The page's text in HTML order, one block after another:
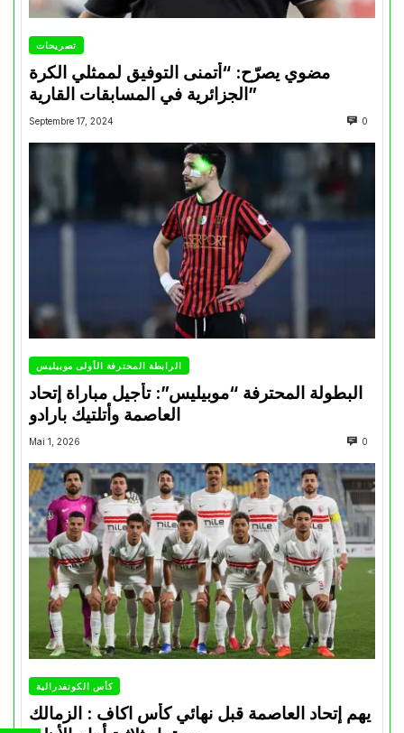
تصريحات
مضوي يصرّح: “أتمنى التوفيق لممثلي الكرة
الجزائرية في المسابقات القارية”
Septembre 17, 2024 0
الرابطة المحترفة الأولى موبيليس
البطولة المحترفة “موبيليس”: تأجيل مباراة إتحاد
العاصمة وأتلتيك بارادو
Mai 1, 2026 0
كأس الكونفدرالية
يهم إتحاد العاصمة قبل نهائي كأس اكاف : الزمالك